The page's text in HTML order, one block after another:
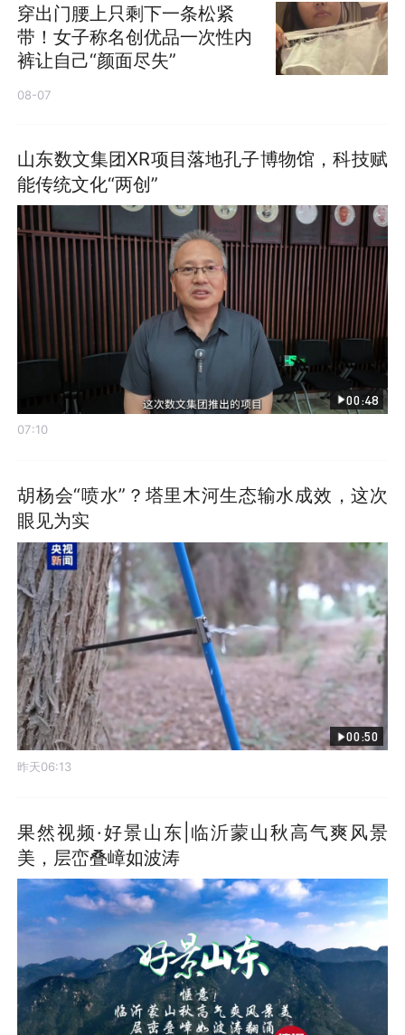
穿出门腰上只剩下一条松紧
带！女子称名创优品一次性内
裤让自己“颜面尽失”
08-07
山东数文集团XR项目落地孔子博物馆，科技赋
能传统文化“两创”
00:48
07:10
胡杨会“喷水”？塔里木河生态输水成效，这次
眼见为实
00:50
昨天06:13
果然视频·好景山东|临沂蒙山秋高气爽风景
美，层峦叠嶂如波涛